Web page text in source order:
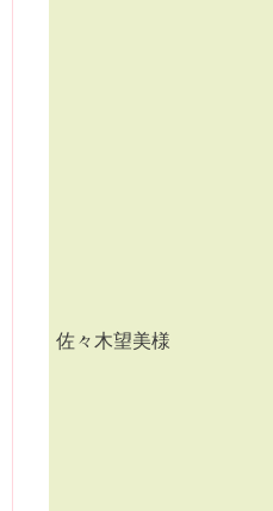
佐々木望美様